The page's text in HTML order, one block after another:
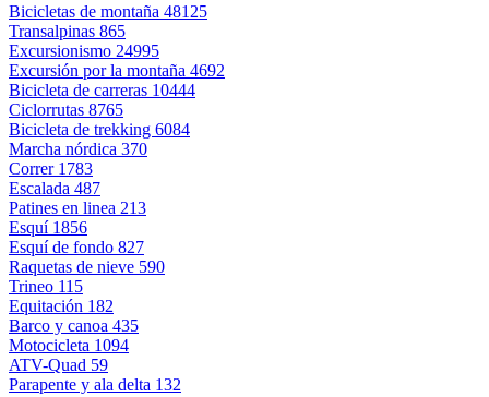
Bicicletas de montaña 48125
Transalpinas 865
Excursionismo 24995
Excursión por la montaña 4692
Bicicleta de carreras 10444
Ciclorrutas 8765
Bicicleta de trekking 6084
Marcha nórdica 370
Correr 1783
Escalada 487
Patines en linea 213
Esquí 1856
Esquí de fondo 827
Raquetas de nieve 590
Trineo 115
Equitación 182
Barco y canoa 435
Motocicleta 1094
ATV-Quad 59
Parapente y ala delta 132